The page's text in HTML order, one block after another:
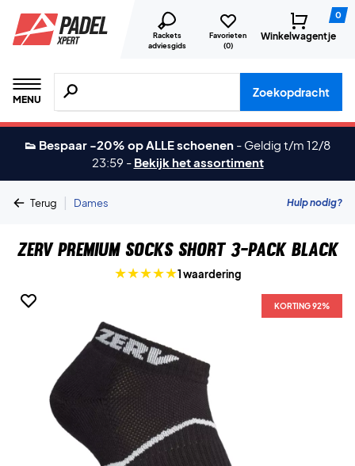
Rackets
adviesgids
Favorieten
(0)
0
Winkelwagentje
MENU
Zoeken naar producten, merken etc.
Zoekopdracht
👟 Bespaar -20% op ALLE schoenen - Geldig t/m 12/8
23:59 - Bekijk het assortiment
Terug | Dames Hulp nodig?
ZERV Premium Socks Short 3-Pack Black
1 waardering
KORTING 92%